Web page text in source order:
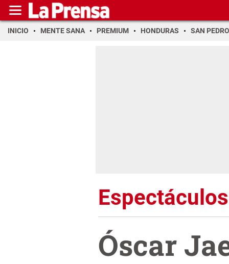
INICIO MENTE SANA PREMIUM HONDURAS SAN PEDRO
Espectáculos
Óscar